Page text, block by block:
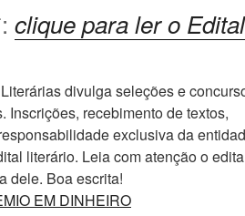
clique para ler o Edital
divulga seleções e
Inscrições, recebimento de textos,
exclusiva da
literário. Leia com atenção o
dele. Boa escrita!
EM DINHEIRO